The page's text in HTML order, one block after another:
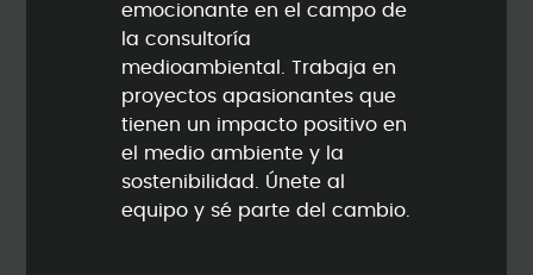
emocionante en el campo de
la consultoría
medioambiental. Trabaja en
proyectos apasionantes que
tienen un impacto positivo en
el medio ambiente y la
sostenibilidad. Únete al
equipo y sé parte del cambio.